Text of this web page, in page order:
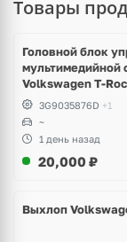
Товары
Головной блок
мультимедийной
Volkswagen T-Roc
3G9035876D +1
~
1 день назад
20,000 ₽
Выхлоп